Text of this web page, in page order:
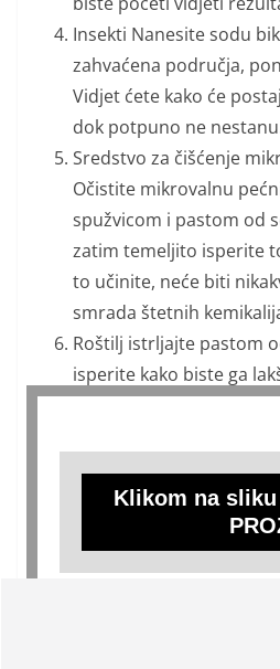
Insekti Nanesite sodu
zahvaćena područja,
Vidjet ćete kako će
dok potpuno ne
Sredstvo za čišćenje
Očistite mikrovalnu
spužvicom i pastom od
zatim temeljito isperite
to učinite, neće biti
smrada štetnih
Roštilj istrljajte pastom
isperite kako biste ga
prelazimo u spavaću
jedan od dijelova koji se
Klikom na